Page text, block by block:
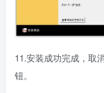
11.安装成功完成，取
钮。